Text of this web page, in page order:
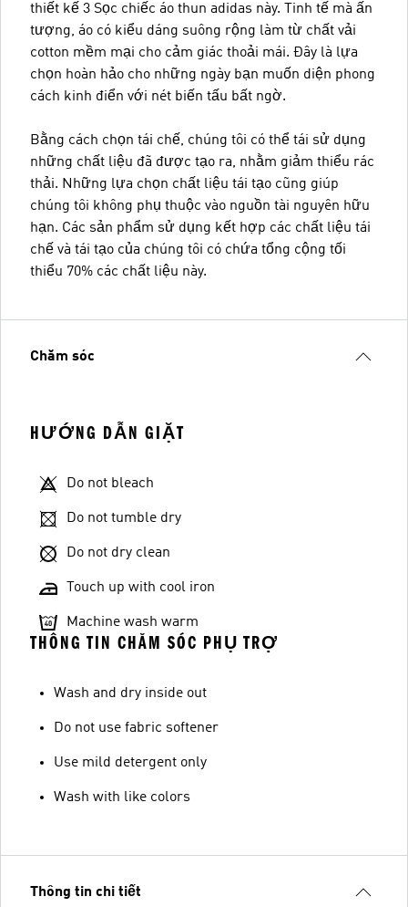
thiết kế 3 Sọc chiếc áo thun adidas này. Tinh tế mà ấn
tượng, áo có kiểu dáng suông rộng làm từ chất vải
cotton mềm mại cho cảm giác thoải mái. Đây là lựa
chọn hoàn hảo cho những ngày bạn muốn diện phong
cách kinh điển với nét biến tấu bất ngờ.
Bằng cách chọn tái chế, chúng tôi có thể tái sử dụng
những chất liệu đã được tạo ra, nhằm giảm thiểu rác
thải. Những lựa chọn chất liệu tái tạo cũng giúp
chúng tôi không phụ thuộc vào nguồn tài nguyên hữu
hạn. Các sản phẩm sử dụng kết hợp các chất liệu tái
chế và tái tạo của chúng tôi có chứa tổng cộng tối
thiểu 70% các chất liệu này.
Chăm sóc
HƯỚNG DẪN GIẶT
Do not bleach
Do not tumble dry
Do not dry clean
Touch up with cool iron
Machine wash warm
THÔNG TIN CHĂM SÓC PHỤ TRỢ
Wash and dry inside out
Do not use fabric softener
Use mild detergent only
Wash with like colors
Thông tin chi tiết